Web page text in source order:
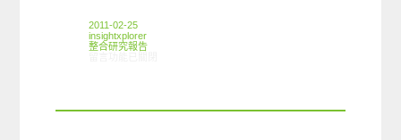
2011-02-25
insightxplorer
整合研究報告